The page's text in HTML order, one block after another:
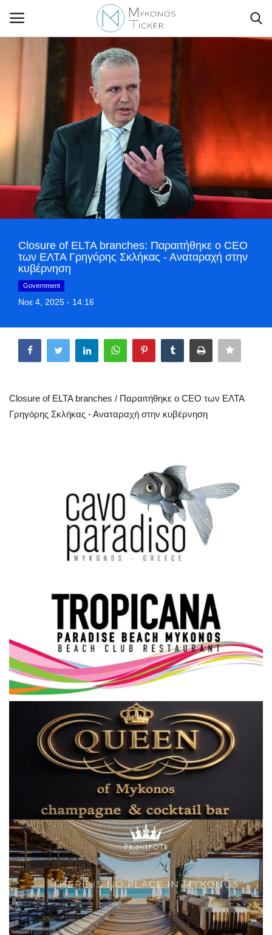
Politique
Business
Travel
World
Style Adorés
Greece
Arts & Culture
Science & Tech
Aegean Islands
Σεβασμιώτατος Δωρόθεος Β’
Cost Of Living Crisis
Opinion + Analysis
L’Art des Sens
All News
Elections 2023
Γλώσσα
Ελληνικά English
Closure of ELTA branches: Παραιτήθηκε ο CEO
των ΕΛΤΑ Γρηγόρης Σκλήκας - Αναταραχή στην
κυβέρνηση
Government
Νοε 4, 2025 - 14:16
Closure of ELTA branches / Παραιτήθηκε ο CEO των ΕΛΤΑ
Γρηγόρης Σκλήκας - Αναταραχή στην κυβέρνηση